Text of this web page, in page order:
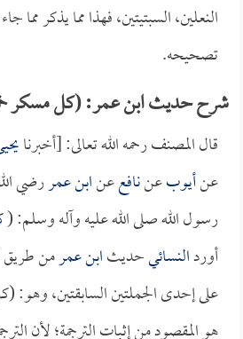
النعلين، السبتيتين، فهذا مما يذكر مما
تصحيحه.
شرح حديث ابن عمر: (كل مسكر
قال المصنف رحمه الله تعالى: [أخبرنا
عنأيوبعننافععنابن عمررضي
رسول الله صلى الله عليه وآله وسلم: (
أوردالنسائيحديثابن عمرمن طريق
على إحدى الجملتين السابقتين،